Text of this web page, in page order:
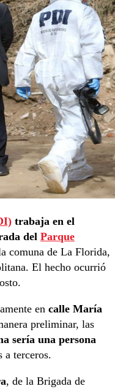
trabaja en el
del Parque
comuna de La Florida,
El hecho ocurrió
en calle María
preliminar, las
sería una persona
a terceros.
, de la Brigada de